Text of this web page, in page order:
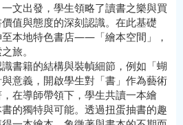
文出發，學生領略了讀書之樂與買
值與態度的深刻認識。在此基礎
本地特色書店——「繪本空間」，
旅。
書籍的結構與裝幀細節，例如「蝴
意義，開啟學生對「書」作為藝術
在導師帶領下，學生共讀一本繪
的獨特與可能。透過扭蛋抽書的趣